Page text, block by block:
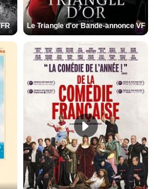
Le Triangle d'or Bande-annonce VF